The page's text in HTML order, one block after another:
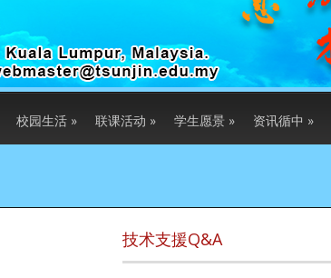
校园生活 » 联课活动 » 学生愿景 » 资讯循中 »
技术支援Q&A